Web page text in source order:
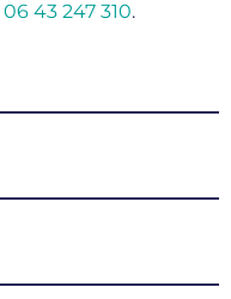
06 43 247 310.